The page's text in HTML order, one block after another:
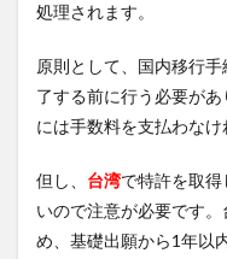
処理されます。
原則として、国内移行
了する前に行う必要が
には手数料を支払わなけ
但し、 台湾で特許を取
いので注意が必要です
め、基礎出願から1年以